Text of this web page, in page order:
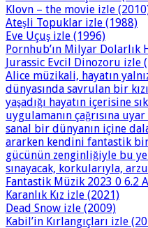
Klovn – the movie izle
Ateşli Topuklar izle (1988)
Eve Uçuş izle (1996)
Pornhub’ın Milyar Dolarlık
Jurassic Evcil Dinozoru izle
Alice müzikali, hayatın
dünyasında savrulan bir
yaşadığı hayatın içerisine
uygulamanın çağrısına
sanal bir dünyanın içine
ararken kendini fantastik
gücünün zenginliğiyle bu
sınayacak, korkularıyla,
Fantastik Müzik 2023 0 6.2
Karanlık Kız izle (2021)
Dead Snow izle (2009)
Kabil’in Kırlangıçları izle